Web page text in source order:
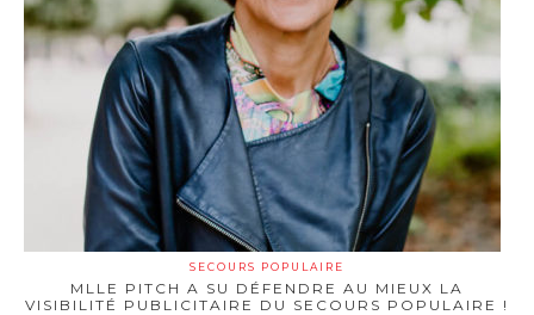
SECOURS POPULAIRE
MLLE PITCH A SU DÉFENDRE AU MIEUX LA
VISIBILITÉ PUBLICITAIRE DU SECOURS POPULAIRE !